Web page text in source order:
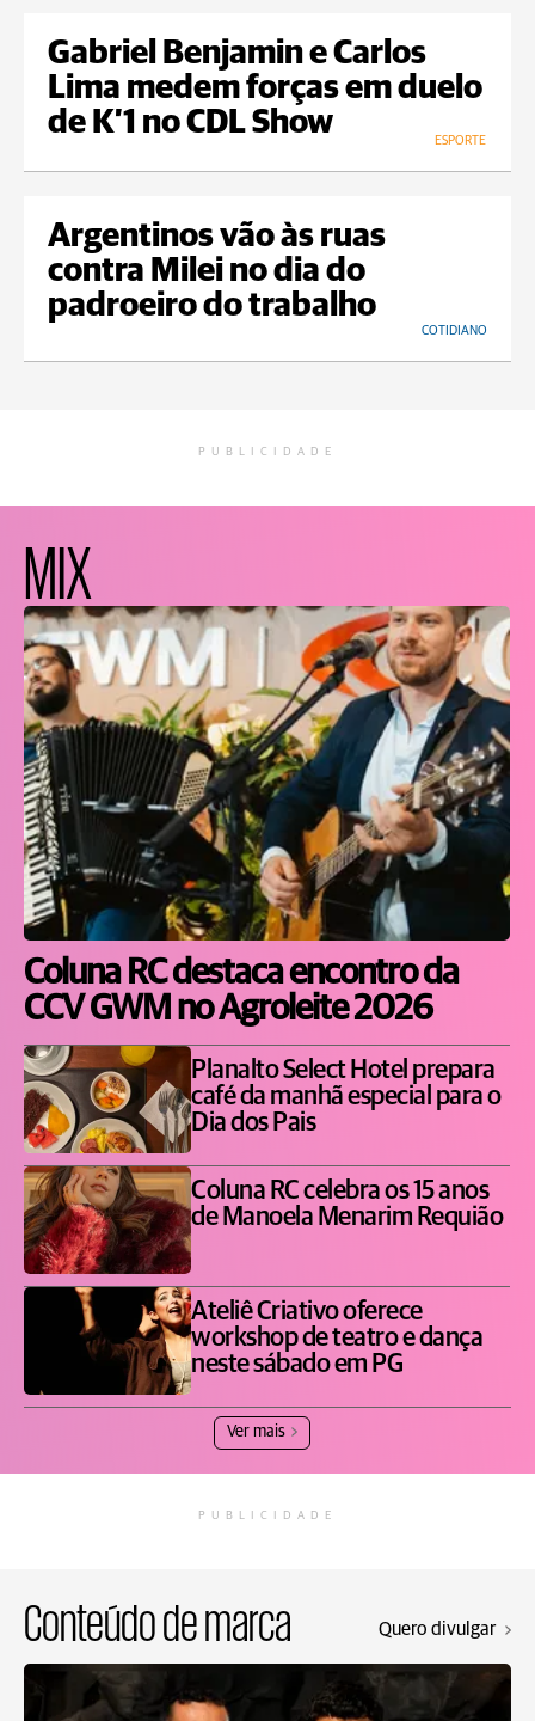
Gabriel Benjamin e Carlos
Lima medem forças em duelo
de K’1 no CDL Show
ESPORTE
Argentinos vão às ruas
contra Milei no dia do
padroeiro do trabalho
COTIDIANO
PUBLICIDADE
MIX
Coluna RC destaca encontro da
CCV GWM no Agroleite 2026
Planalto Select Hotel prepara
café da manhã especial para o
Dia dos Pais
Coluna RC celebra os 15 anos
de Manoela Menarim Requião
Ateliê Criativo oferece
workshop de teatro e dança
neste sábado em PG
Ver mais
PUBLICIDADE
Conteúdo de marca Quero divulgar